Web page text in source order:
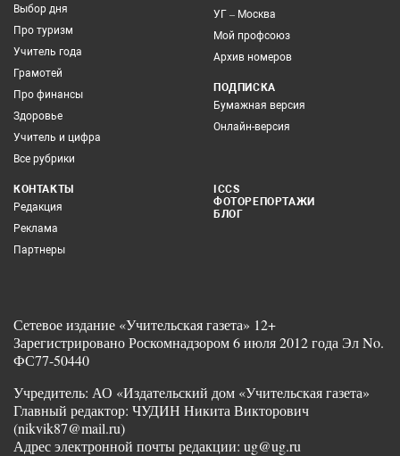
Выбор дня
Про туризм
Учитель года
Грамотей
Про финансы
Здоровье
Учитель и цифра
Все рубрики
УГ – Москва
Мой профсоюз
Архив номеров
ПОДПИСКА
Бумажная версия
Онлайн-версия
КОНТАКТЫ
Редакция
Реклама
Партнеры
ICCS
ФОТОРЕПОРТАЖИ
БЛОГ
Сетевое издание «Учительская газета» 12+
Зарегистрировано Роскомнадзором 6 июля 2012 года Эл No.
ФС77-50440
Учредитель: АО «Издательский дом «Учительская газета»
Главный редактор: ЧУДИН Никита Викторович
(nikvik87@mail.ru)
Адрес электронной почты редакции: ug@ug.ru